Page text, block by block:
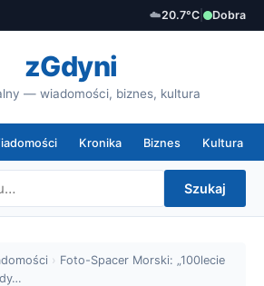
☁️20.7°C Dobra
zGdyni
— wiadomości, biznes, kultura
Kronika Biznes Kultura
Szukaj
› Foto-Spacer Morski: „100lecie